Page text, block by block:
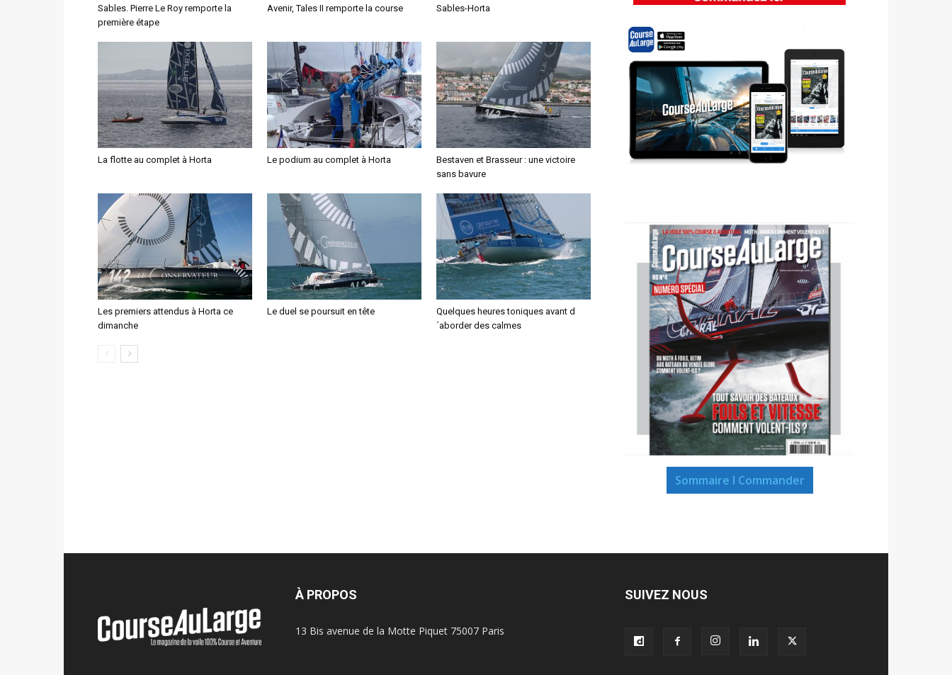
Sables. Pierre Le Roy remporte la
première étape
Avenir, Tales II remporte la course
Sables-Horta
La flotte au complet à Horta Le podium au complet à Horta
Bestaven et Brasseur : une victoire
sans bavure
Les premiers attendus à Horta ce
dimanche
Le duel se poursuit en tête
Quelques heures toniques avant d
´aborder des calmes
Sommaire I Commander
À PROPOS
13 Bis avenue de la Motte Piquet 75007 Paris
SUIVEZ NOUS